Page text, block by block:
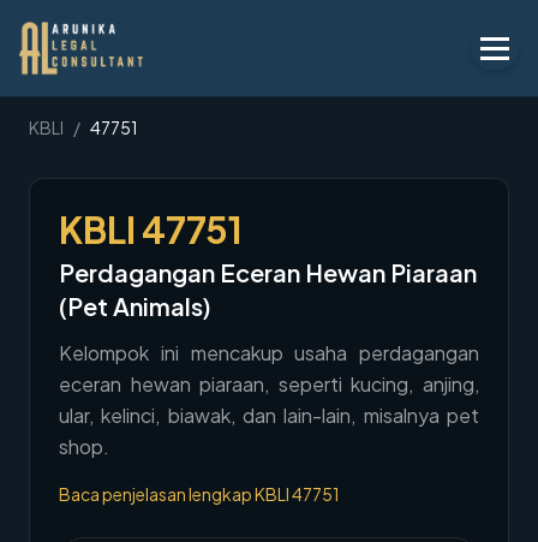
Layanan
Peraturan
KBLI
Tentang
Penawaran
Blog
Legal AI
KBLI / 47751
KBLI 47751
Perdagangan Eceran Hewan Piaraan
(Pet Animals)
Kelompok ini mencakup usaha perdagangan
eceran hewan piaraan, seperti kucing, anjing,
ular, kelinci, biawak, dan lain-lain, misalnya pet
shop.
Baca penjelasan lengkap KBLI47751